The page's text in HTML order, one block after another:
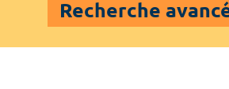
Recherche